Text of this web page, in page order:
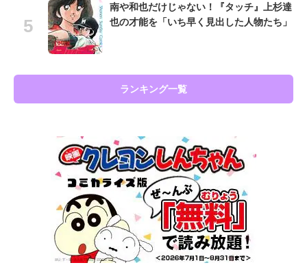
南や和也だけじゃない！『タッチ』上杉達
也の才能を「いち早く見出した人物たち」
ランキング一覧